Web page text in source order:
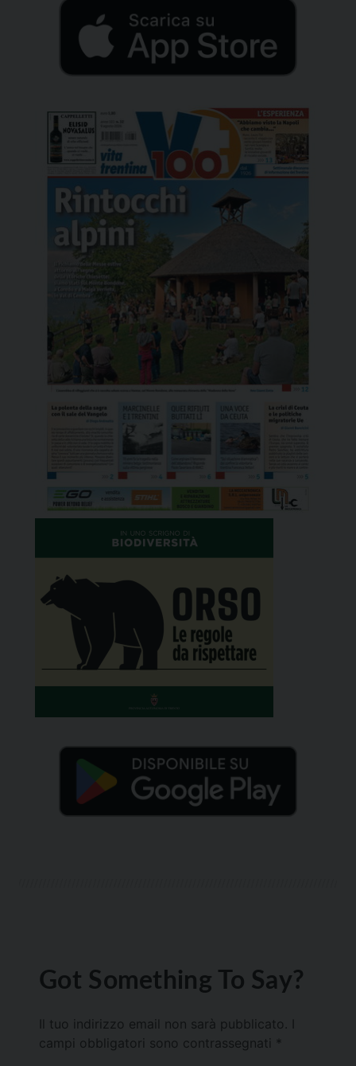
Got Something To Say?
Il tuo indirizzo email non sarà pubblicato.
campi obbligatori sono contrassegnati *